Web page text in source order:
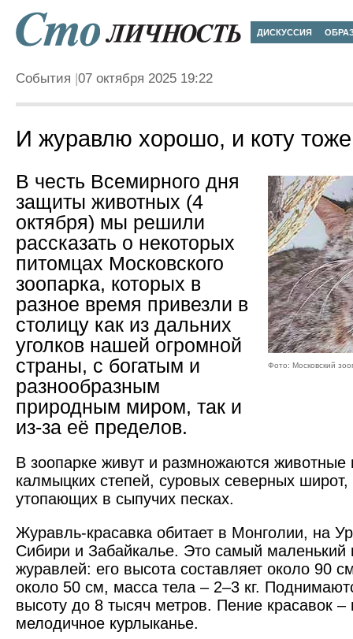
ДИСКУССИЯ
События 07 октября 2025 19:22
И журавлю хорошо, и коту тоже
Фото: Московский
В честь Всемирного дня
защиты животных (4
октября) мы решили
рассказать о некоторых
питомцах Московского
зоопарка, которых в
разное время привезли в
столицу как из дальних
уголков нашей огромной
страны, с богатым и
разнообразным
природным миром, так и
из-за её пределов.
В зоопарке живут и размножаются животные
калмыцких степей, суровых северных широт,
утопающих в сыпучих песках.
Журавль-красавка обитает в Монголии, на
Сибири и Забайкалье. Это самый маленький
журавлей: его высота составляет около 90
около 50 см, масса тела – 2–3 кг.
высоту до 8 тысяч метров. Пение красавок –
мелодичное курлыканье.